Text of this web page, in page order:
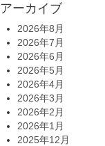
アーカイブ
2026年8月
2026年7月
2026年6月
2026年5月
2026年4月
2026年3月
2026年2月
2026年1月
2025年12月